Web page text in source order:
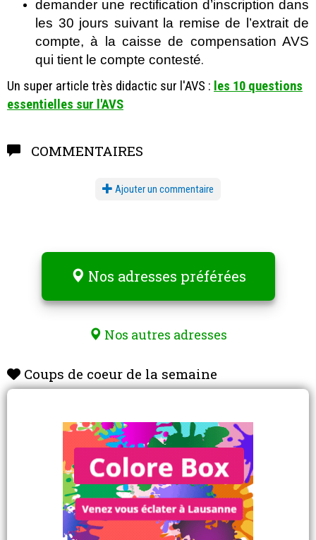
demander une rectification d’inscription dans
les 30 jours suivant la remise de l’extrait de
compte, à la caisse de compensation AVS
qui tient le compte contesté.
Un super article très didactic sur l'AVS : les 10 questions
essentielles sur l'AVS
COMMENTAIRES
Ajouter un commentaire
Nos adresses préférées
Nos autres adresses
Coups de coeur de la semaine